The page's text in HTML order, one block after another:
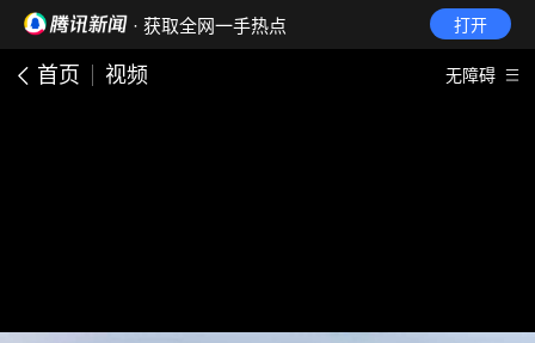
· 获取全网一手热点 打开
首页 视频 无障碍